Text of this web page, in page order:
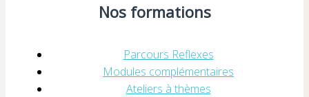
Nos formations
Parcours Reflexes
Modules complémentaires
Ateliers à thèmes